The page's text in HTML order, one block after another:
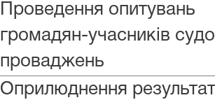
Проведення опитувань
громадян-учасників
проваджень
Оприлюднення